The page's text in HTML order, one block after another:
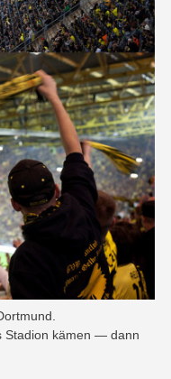
Stadion kämen — dann